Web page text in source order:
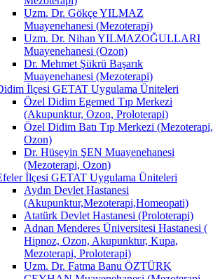
Uzm. Dr. Gökçe YILMAZ
Muayenehanesi (Mezoterapi)
Uzm. Dr. Nihan YILMAZOĞULLARI
Muayenehanesi (Ozon)
Dr. Mehmet Şükrü Başarık
Muayenehanesi (Mezoterapi)
İlçesi GETAT Uygulama Üniteleri
Özel Didim Egemed Tıp Merkezi
(Akupunktur, Ozon, Proloterapi)
Özel Didim Batı Tıp Merkezi (Mezoterapi,
Ozon)
Dr. Hüseyin ŞEN Muayenehanesi
(Mezoterapi, Ozon)
İlçesi GETAT Uygulama Üniteleri
Aydın Devlet Hastanesi
(Akupunktur,Mezoterapi,Homeopati)
Atatürk Devlet Hastanesi (Proloterapi)
Adnan Menderes Üniversitesi Hastanesi (
Hipnoz, Ozon, Akupunktur, Kupa,
Mezoterapi, Proloterapi)
Uzm. Dr. Fatma Banu ÖZTÜRK